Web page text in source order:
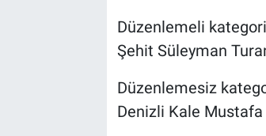
Düzenlemeli
Şehit Süleyman
Düzenlemesiz
Denizli Kale